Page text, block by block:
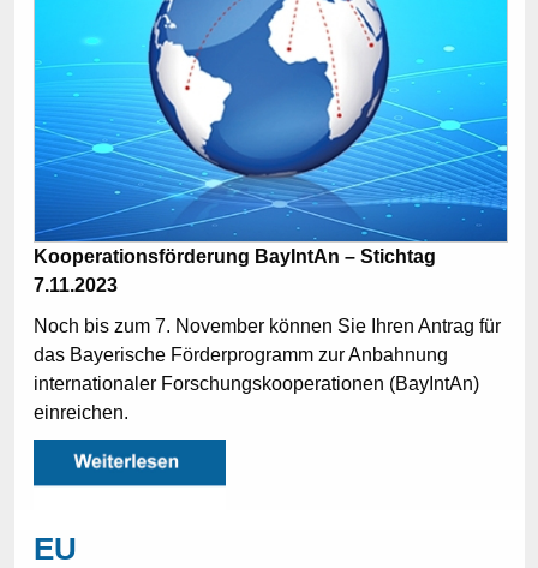
Kooperationsförderung BayIntAn – Stichtag
7.11.2023
Noch bis zum 7. November können Sie Ihren Antrag für
das Bayerische Förderprogramm zur Anbahnung
internationaler Forschungs­kooperationen (BayIntAn)
einreichen.
EU